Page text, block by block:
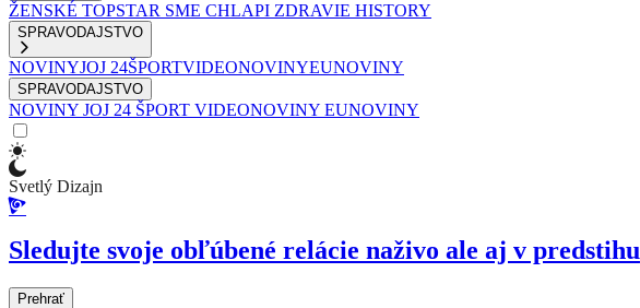
ŽENSKÉ TOPSTAR SME CHLAPI ZDRAVIE HISTORY
SPRAVODAJSTVO
NOVINYJOJ 24ŠPORTVIDEONOVINYEUNOVINY
SPRAVODAJSTVO
NOVINY JOJ 24 ŠPORT VIDEONOVINY EUNOVINY
Svetlý Dizajn
Sledujte svoje obľúbené relácie naživo ale aj v predstihu
Prehrať